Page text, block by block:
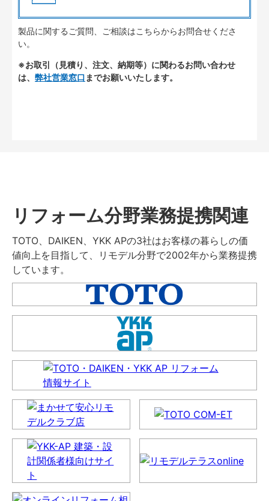
製品に関するご質問、ご相談はこちらからお問合せくださ
い。
※お取引（見積り、注文、納期等）に関わるお問い合わせ
は、 弊社営業窓口 までお願いいたします。
リフォーム分野業務提携関連
TOTO、DAIKEN、YKK APの3社はお客様の暮らしの価
値向上を目指して、リモデル分野で2002年から業務提携
しています。